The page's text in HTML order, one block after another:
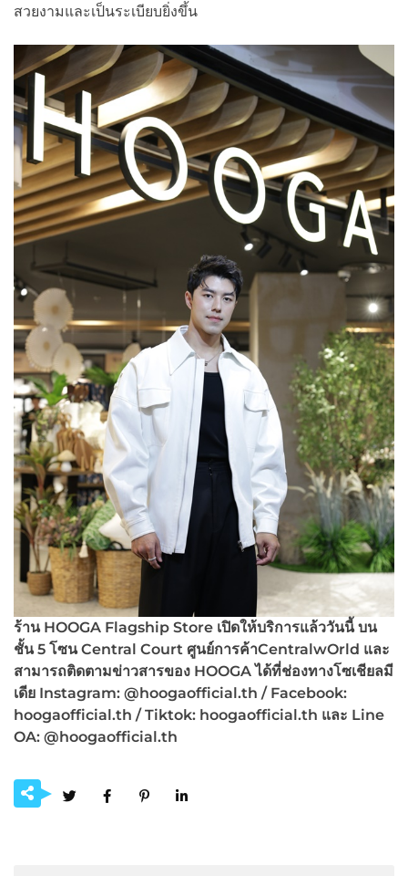
สวยงามและเป็นระเบียบยิ่งขึ้น
ร้าน HOOGA Flagship Store เปิดให้บริการแล้ววันนี้ บน
ชั้น 5 โซน Central Court ศูนย์การค้าCentralwOrld และ
สามารถติดตามข่าวสารของ HOOGA ได้ที่ช่องทางโซเชียลมี
เดีย Instagram: @hoogaofficial.th / Facebook:
hoogaofficial.th / Tiktok: hoogaofficial.th และ Line
OA: @hoogaofficial.th